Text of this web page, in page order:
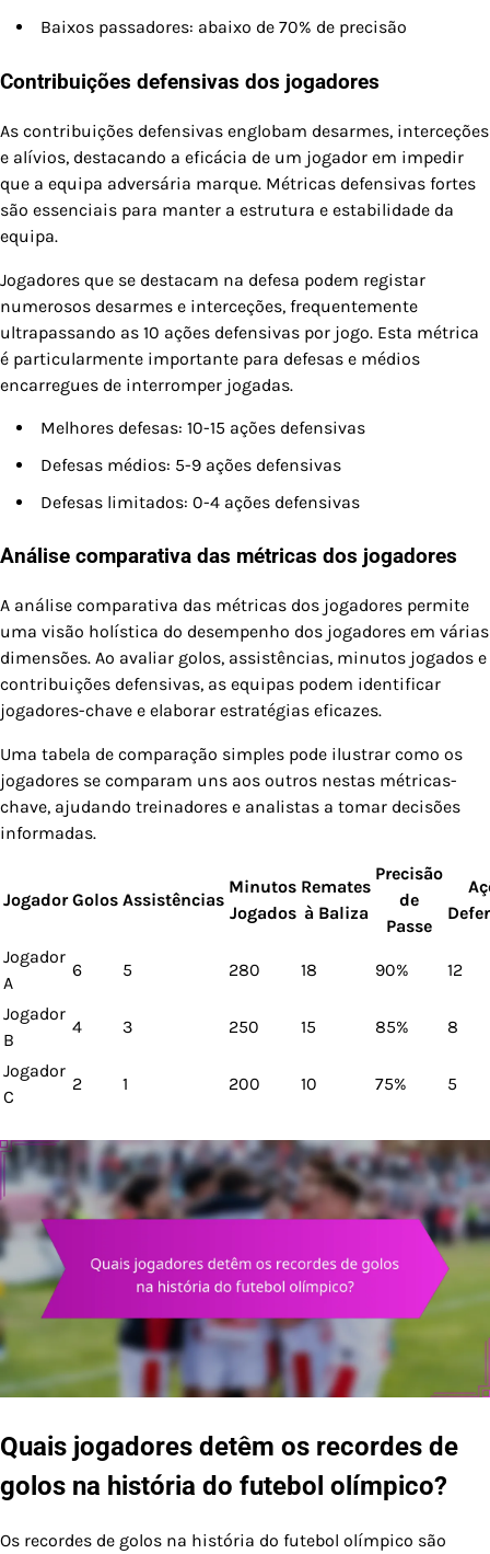
Baixos passadores: abaixo de 70% de precisão
Contribuições defensivas dos jogadores
As contribuições defensivas englobam desarmes, interceções
e alívios, destacando a eficácia de um jogador em impedir
que a equipa adversária marque. Métricas defensivas fortes
são essenciais para manter a estrutura e estabilidade da
equipa.
Jogadores que se destacam na defesa podem registar
numerosos desarmes e interceções, frequentemente
ultrapassando as 10 ações defensivas por jogo. Esta métrica
é particularmente importante para defesas e médios
encarregues de interromper jogadas.
Melhores defesas: 10-15 ações defensivas
Defesas médios: 5-9 ações defensivas
Defesas limitados: 0-4 ações defensivas
Análise comparativa das métricas dos jogadores
A análise comparativa das métricas dos jogadores permite
uma visão holística do desempenho dos jogadores em várias
dimensões. Ao avaliar golos, assistências, minutos jogados e
contribuições defensivas, as equipas podem identificar
jogadores-chave e elaborar estratégias eficazes.
Uma tabela de comparação simples pode ilustrar como os
jogadores se comparam uns aos outros nestas métricas-
chave, ajudando treinadores e analistas a tomar decisões
informadas.
Jogador Golos Assistências
Minutos
Jogados
Remates
à Baliza
Precisão
de
Passe
Jogador
A
6 5 280 18 90% 12
Jogador
B
4 3 250 15 85% 8
Jogador
C
2 1 200 10 75% 5
Quais jogadores detêm os recordes de
golos na história do futebol olímpico?
Os recordes de golos na história do futebol olímpico são